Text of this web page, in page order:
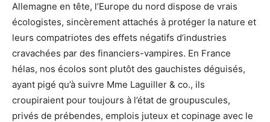
Allemagne en tête, l’Europe du nord dispose de vrais
écologistes, sincèrement attachés à pro­téger la nature et
leurs compatriotes des effets négatifs d’industries
cravachées par des finan­ciers-vampires. En France
hélas, nos écolos sont plutôt des gauchistes déguisés,
ayant pigé qu’à suivre Mme Laguiller & co., ils
croupiraient pour toujours à l’état de groupuscules,
privés de prébendes, emplois juteux et copinage avec le